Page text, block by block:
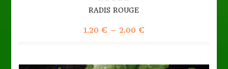
0.00
of
5
RADIS ROUGE
1.20 € – 2.00 €
DETAILS